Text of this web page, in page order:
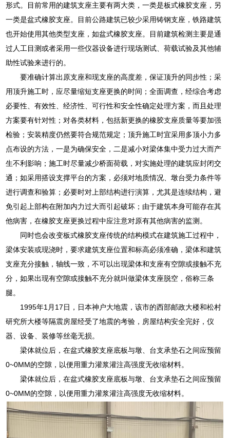
形式。目前常用的建筑支座主要有两大类，一类是板式橡胶支座，另
一类是盆式橡胶支座。目前公路建筑已较少采用铸钢支座，铁路建筑
也开始使用其他类型支座，如盆式橡胶支座。目前建筑检测主要是通
过人工目测或者采用一些仪器设备进行现场测试、荷载试验及其他辅
助性试验来进行的。
要准确计算出原支座和现支座的高度差，保证顶升的同步性；采
用顶升施工时，应尽量缩短支座更换的时间；全面调查，经综合考虑
必要性、有效性、经济性、可行性和安全性确定处理方案，而且处理
方案要有针对性；对各类材料，包括新更换的橡胶支座质量等要加强
检验；安装精度仍然要符合规范规定；顶升施工时宜采用多顶小力多
点布设的方法，一是为确保安全，二是减小对梁体集中受力过大而产
生不利影响；施工时尽量减少桥面荷载，对实施处理的建筑应封闭交
通；如采用搭设支撑平台的方案，必须对地质情况、墩台受力条件等
进行调查和验算；必要时对上部结构进行演算，尤其是连续结构，避
免引起上部构在附加内力过大而引起破坏；由于建筑本身可能存在其
他病害，在橡胶支座更换过程中应注意对原有其他病害的监测。
同时也会改变板式橡胶支座传统的结构模式在建筑施工过程中，
梁体安装或现浇时，要求建筑支座位置和标高必须准确，梁体和建筑
支座充分接触，轴线一致，不可以出现梁体和支座有空隙或接触不充
分，如果出现有空隙或接触不充分就叫做梁体支座脱空，俗称三条
腿。
1995年1月17日，日本神户大地震，该市的西部邮政大楼和松村
研究所大楼等隔震房屋经受了地震的考验，房屋结构安全完好，仪
器、设备、装修等丝毫无损。
梁体就位后，在盆式橡胶支座底板与墩、台支承垫石之间应预留
0~0MM的空隙，以便用重力灌浆灌注高强度无收缩材料。
梁体就位后，在盆式橡胶支座底板与墩、台支承垫石之间应预留
0~0MM的空隙，以便用重力灌浆灌注高强度无收缩材料。